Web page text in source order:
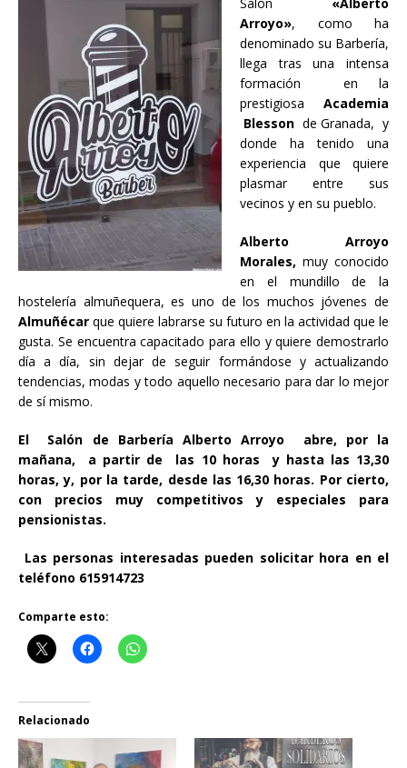
Arroyo», como ha
denominado su Barbería,
llega tras una intensa
formación en la
prestigiosa Academia
Blesson de Granada, y
donde ha tenido una
experiencia que quiere
plasmar entre sus
vecinos y en su pueblo.
Alberto Arroyo
Morales, muy conocido
en el mundillo de la
hostelería almuñequera, es uno de los muchos jóvenes de
Almuñécar que quiere labrarse su futuro en la actividad que le
gusta. Se encuentra capacitado para ello y quiere demostrarlo
día a día, sin dejar de seguir formándose y actualizando
tendencias, modas y todo aquello necesario para dar lo mejor
de sí mismo.
El Salón de Barbería Alberto Arroyo abre, por la
mañana, a partir de las 10 horas y hasta las 13,30
horas, y, por la tarde, desde las 16,30 horas. Por cierto,
con precios muy competitivos y especiales para
pensionistas.
Las personas interesadas pueden solicitar hora en el
teléfono 615914723
Comparte esto:
Relacionado